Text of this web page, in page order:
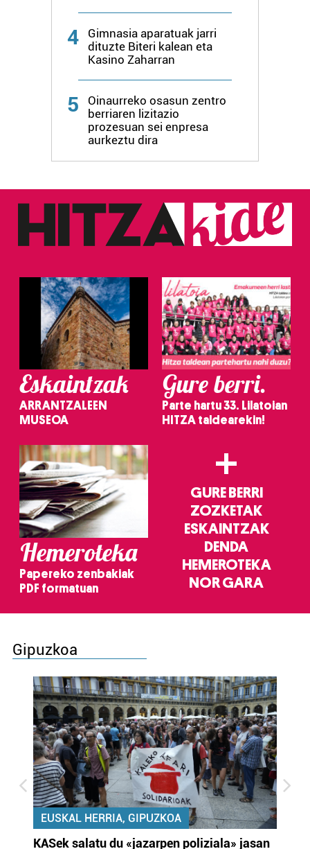
4
Gimnasia aparatuak jarri
dituzte Biteri kalean eta
Kasino Zaharran
5
Oinaurreko osasun zentro
berriaren lizitazio
prozesuan sei enpresa
aurkeztu dira
Eskaintzak
ARRANTZALEEN
MUSEOA
Gure berri.
Parte hartu 33. Lilatoian
HITZA taldearekin!
Hemeroteka
Papereko zenbakiak
PDF formatuan
+
GURE BERRI
ZOZKETAK
ESKAINTZAK
DENDA
HEMEROTEKA
NOR GARA
Gipuzkoa
EUSKAL HERRIA, GIPUZKOA
KASek salatu du «jazarpen poliziala» jasan